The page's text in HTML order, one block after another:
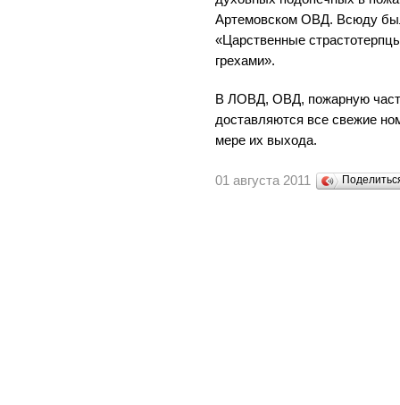
Артемовском ОВД. Всюду
«Царственные
грехами».
В ЛОВД, ОВД, пожарную
доставляются все свежие
мере их выхода.
01 августа 2011